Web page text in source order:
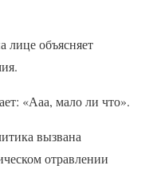
лице объясняет
«Ааа, мало ли что».
вызвана
отравлении